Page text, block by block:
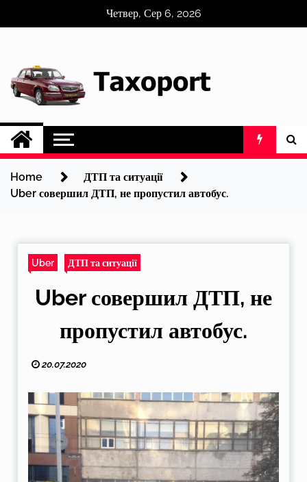
Четвер, Сер 6, 2026
Home
ДТП та ситуації
Uber совершил ДТП, не пропустил автобус.
Uber ДТП та ситуації
Uber совершил ДТП, не
пропустил автобус.
20.07.2020